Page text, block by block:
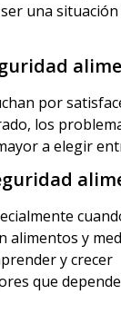
una
por
los
a elegir
y
y crecer
que